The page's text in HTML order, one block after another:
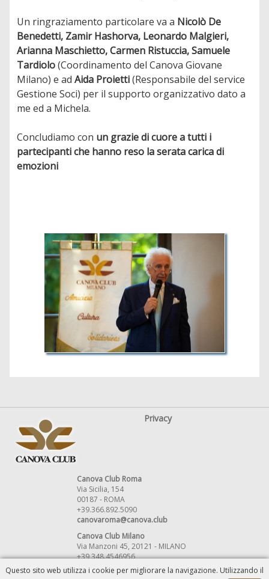
Un ringraziamento particolare va a Nicolò De
Benedetti, Zamir Hashorva, Leonardo Malgieri,
Arianna Maschietto, Carmen Ristuccia, Samuele
Tardiolo(Coordinamento del Canova Giovane
Milano) e adAida Proietti(Responsabile del service
Gestione Soci) per il supporto organizzativo dato a
me ed a Michela.
Concludiamo con un grazie di cuore a tutti i
partecipanti che hanno reso la serata carica di
emozioni
Privacy
Canova Club Roma
Via Sicilia, 154
00187 - ROMA
+39.366.892.5090
canovaroma@canova.club
Canova Club Milano
Via Manzoni 45, 20121 - MILANO
+39 348.4546956
canovamilano@canova.club
Questo sito web utilizza i cookie per migliorare la navigazione. Utilizzando il